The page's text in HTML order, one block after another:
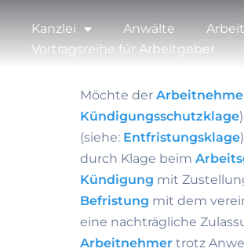
Kanzlei Anwälte
Vortragsreihe für Arbeitgeber
Möchte der
Kündigungsschutzklage
(siehe: Entfristungsklage
durch Klage beim
Kündigung mit
Befristung mit dem
eine nachträgliche
Arbeitnehmer trotz